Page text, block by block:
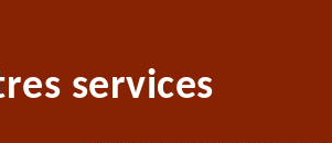
services